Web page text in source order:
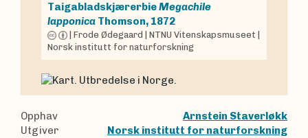
TaigabladskjærerbieMegachile
lapponica Thomson, 1872
Frode Ødegaard NTNU Vitenskapsmuseet
Norsk institutt for naturforskning
Opphav
Arnstein Staverløkk
Utgiver
Norsk institutt for naturforskning